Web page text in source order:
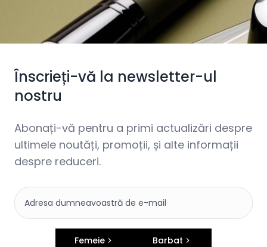
Înscrieți-vă la newsletter-ul
nostru
Abonați-vă pentru a primi actualizări despre
ultimele noutăți, promoții, și alte informații
despre reduceri.
Femeie Barbat